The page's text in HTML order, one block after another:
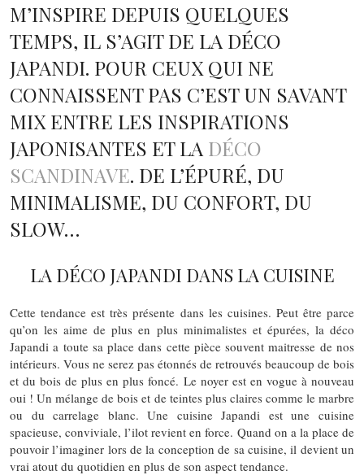
M’INSPIRE DEPUIS QUELQUES
TEMPS, IL S’AGIT DE LA DÉCO
JAPANDI. POUR CEUX QUI NE
CONNAISSENT PAS C’EST UN SAVANT
MIX ENTRE LES INSPIRATIONS
JAPONISANTES ET LA DÉCO
SCANDINAVE. DE L’ÉPURÉ, DU
MINIMALISME, DU CONFORT, DU
SLOW…
LA DÉCO JAPANDI DANS LA CUISINE
Cette tendance est très présente dans les cuisines. Peut être parce
qu’on les aime de plus en plus minimalistes et épurées, la déco
Japandi a toute sa place dans cette pièce souvent maitresse de nos
intérieurs. Vous ne serez pas étonnés de retrouvés beaucoup de bois
et du bois de plus en plus foncé. Le noyer est en vogue à nouveau
oui ! Un mélange de bois et de teintes plus claires comme le marbre
ou du carrelage blanc. Une cuisine Japandi est une cuisine
spacieuse, conviviale, l’ilot revient en force. Quand on a la place de
pouvoir l’imaginer lors de la conception de sa cuisine, il devient un
vrai atout du quotidien en plus de son aspect tendance.